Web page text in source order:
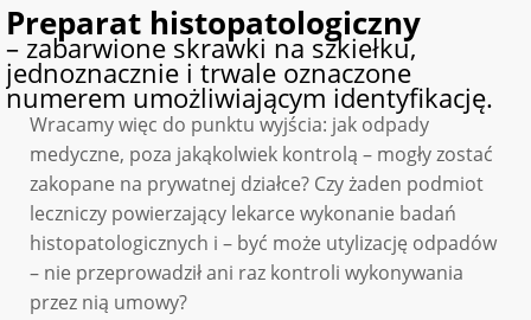
Preparat histopatologiczny
– zabarwione skrawki na szkiełku,
jednoznacznie i trwale oznaczone
numerem umożliwiającym identyfikację.
Wracamy więc do punktu wyjścia: jak odpady
medyczne, poza jakąkolwiek kontrolą – mogły zostać
zakopane na prywatnej działce? Czy żaden podmiot
leczniczy powierzający lekarce wykonanie badań
histopatologicznych i – być może utylizację odpadów
– nie przeprowadził ani raz kontroli wykonywania
przez nią umowy?